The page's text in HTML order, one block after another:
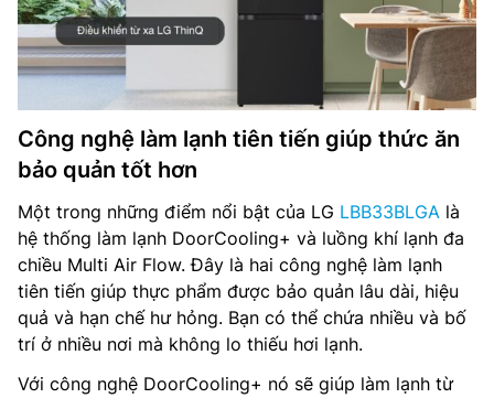
Công nghệ làm lạnh tiên tiến giúp thức ăn
bảo quản tốt hơn
Một trong những điểm nổi bật của LG LBB33BLGA là
hệ thống làm lạnh DoorCooling+ và luồng khí lạnh đa
chiều Multi Air Flow. Đây là hai công nghệ làm lạnh
tiên tiến giúp thực phẩm được bảo quản lâu dài, hiệu
quả và hạn chế hư hỏng. Bạn có thể chứa nhiều và bố
trí ở nhiều nơi mà không lo thiếu hơi lạnh.
Với công nghệ DoorCooling+ nó sẽ giúp làm lạnh từ